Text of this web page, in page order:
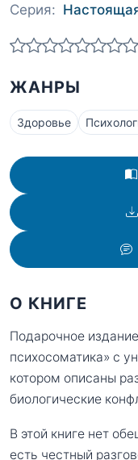
Серия:
ЖАНРЫ
Здоровье
О КНИГЕ
Подарочное
психосоматика» с
котором описаны
биологические
В этой книге нет
есть честный